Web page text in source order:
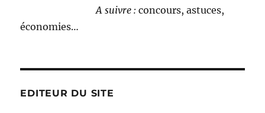
A suivre :concours, astuces,
économies…
EDITEUR DU SITE